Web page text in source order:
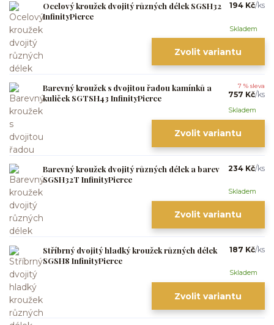
Ocelový kroužek dvojitý různých délek SGSH32
InfinityPierce
194 Kč/ks
Skladem
Zvolit variantu
Barevný kroužek s dvojitou řadou kamínků a
kuliček SGTSH43 InfinityPierce
7 % sleva
757 Kč/ks
Skladem
Zvolit variantu
Barevný kroužek dvojitý různých délek a barev
SGSH32T InfinityPierce
234 Kč/ks
Skladem
Zvolit variantu
Stříbrný dvojitý hladký kroužek různých délek
SGSH8 InfinityPierce
187 Kč/ks
Skladem
Zvolit variantu